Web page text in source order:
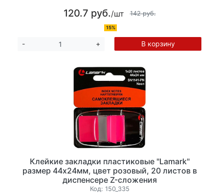
120.7 руб./шт 142 руб.
15%
- + В корзину
Клейкие закладки пластиковые "Lamark"
размер 44х24мм, цвет розовый, 20 листов в
диспенсере Z-сложения
Код: 150_335